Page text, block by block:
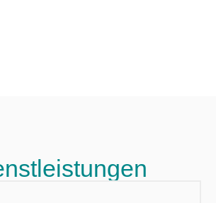
leistungen